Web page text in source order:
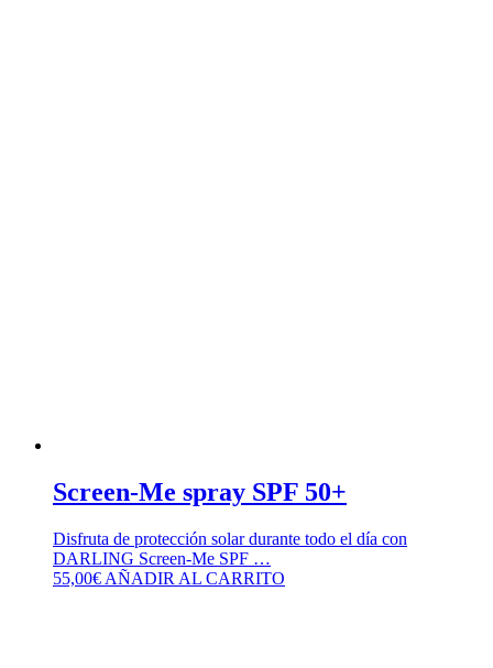
Screen-Me spray SPF 50+
Disfruta de protección solar durante todo el día con
DARLING Screen-Me SPF …
55,00€ AÑADIR AL CARRITO